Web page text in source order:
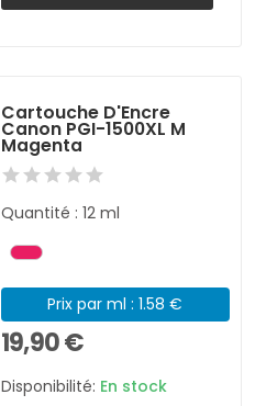
Cartouche D'Encre
Canon PGI-1500XL M
Magenta
Quantité : 12 ml
Prix par ml : 1.58 €
19,90 €
Disponibilité: En stock